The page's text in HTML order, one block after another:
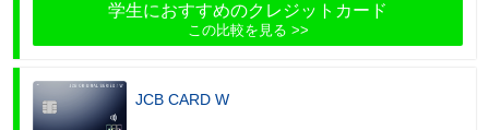
学生におすすめのクレジットカード
この比較を見る
JCB CARD W